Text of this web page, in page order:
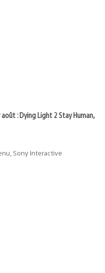
: Dying Light 2 Stay Human,
Sony Interactive